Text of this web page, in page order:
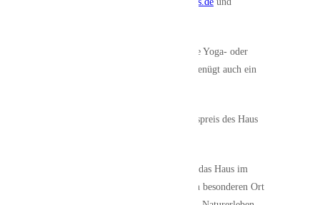
Wichtiger Hinweis: Bitte eine eigene Yoga- oder
Sportmatte mitbringen. Alternativ genügt auch ein
Kosten: Es gilt der reguläre Eintrittspreis des Haus
Mit dem Yoga-Erlebnistag schaffen das Haus im
Moos und Gesundes Karlshuld einen besonderen Ort